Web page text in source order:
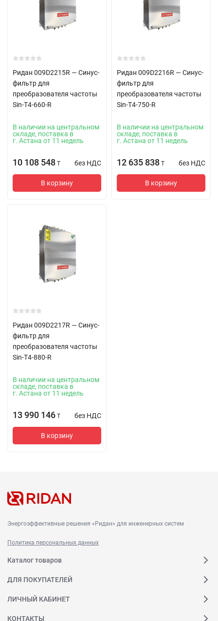
Ридан 009D2215R — Синус-
фильтр для
преобразователя частоты
Sin-T4-660-R
В наличии на центральном
складе, поставка в
г. Астана от 11 недель
10 108 548 T без НДС
В корзину
Ридан 009D2216R — Синус-
фильтр для
преобразователя частоты
Sin-T4-750-R
В наличии на центральном
складе, поставка в
г. Астана от 11 недель
12 635 838 T без НДС
В корзину
Ридан 009D2217R — Синус-
фильтр для
преобразователя частоты
Sin-T4-880-R
В наличии на центральном
складе, поставка в
г. Астана от 11 недель
13 990 146 T без НДС
В корзину
Энергоэффективные решения «Ридан» для инженерных систем
Политика персональных данных
Каталог товаров
ДЛЯ ПОКУПАТЕЛЕЙ
ЛИЧНЫЙ КАБИНЕТ
КОНТАКТЫ